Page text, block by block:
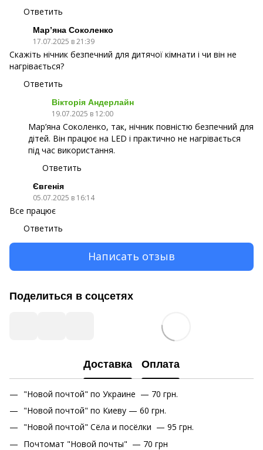
Ответить
Мар’яна Соколенко
17.07.2025 в 21:39
Скажіть нічник безпечний для дитячої кімнати і чи він не
нагрівається?
Ответить
Вікторія Андерлайн
19.07.2025 в 12:00
Мар’яна Соколенко, так, нічник повністю безпечний для
дітей. Він працює на LED і практично не нагрівається
під час використання.
Ответить
Євгенія
05.07.2025 в 16:14
Все працює
Ответить
Написать отзыв
Поделиться в соцсетях
Доставка Оплата
"Новой почтой" по Украине — 70 грн.
"Новой почтой" по Киеву — 60 грн.
"Новой почтой" Сёла и посёлки — 95 грн.
Почтомат "Новой почты" — 70 грн